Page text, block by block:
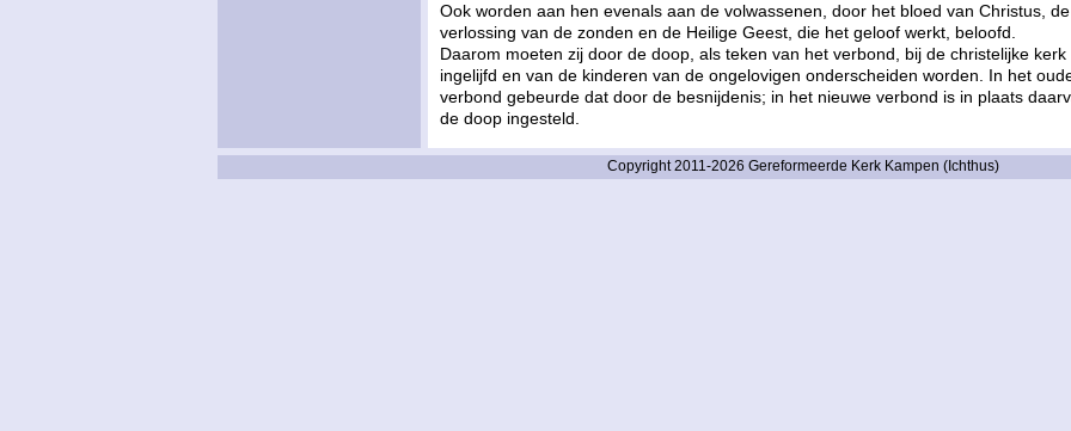
Ook worden aan hen evenals aan de volwassenen, door het bloed van Christus, de
verlossing van de zonden en de Heilige Geest, die het geloof werkt, beloofd.
Daarom moeten zij door de doop, als teken van het verbond, bij de christelijke kerk
ingelijfd en van de kinderen van de ongelovigen onderscheiden worden. In het
verbond gebeurde dat door de besnijdenis; in het nieuwe verbond is in plaats
de doop ingesteld.
Copyright 2011-2026 Gereformeerde Kerk Kampen (Ichthus)